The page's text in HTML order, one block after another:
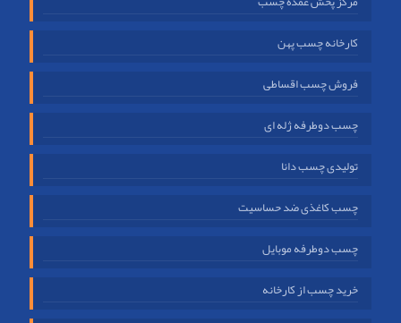
کارخانه چسب پهن
فروش چسب اقساطی
چسب دوطرفه ژله ای
تولیدی چسب دانا
چسب کاغذی ضد حساسیت
چسب دوطرفه موبایل
خرید چسب از کارخانه